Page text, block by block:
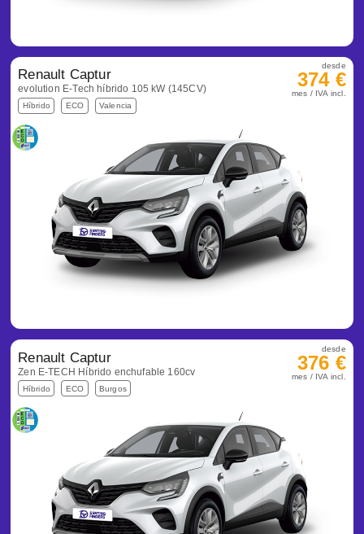
Renault Captur
evolution E-Tech híbrido 105 kW (145CV)
Híbrido ECO Valencia
desde
374 €
mes / IVA incl.
Renault Captur
Zen E-TECH Híbrido enchufable 160cv
Híbrido ECO Burgos
desde
376 €
mes / IVA incl.